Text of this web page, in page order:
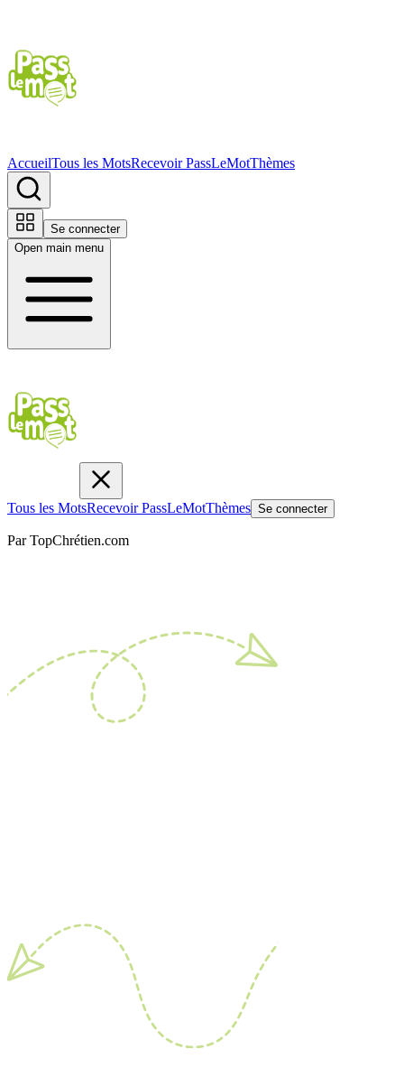
AccueilTous les MotsRecevoir PassLeMotThèmes
Se connecter
Open main menu
Tous les MotsRecevoir PassLeMotThèmes Se connecter
Par TopChrétien.com